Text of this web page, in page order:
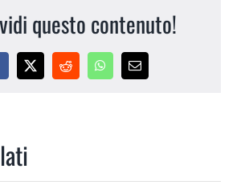
questo contenuto!
X RedditWhatsApp
Email